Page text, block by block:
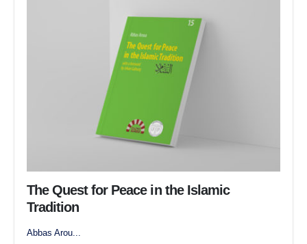
The Quest for Peace in the Islamic
Tradition
Abbas Arou...